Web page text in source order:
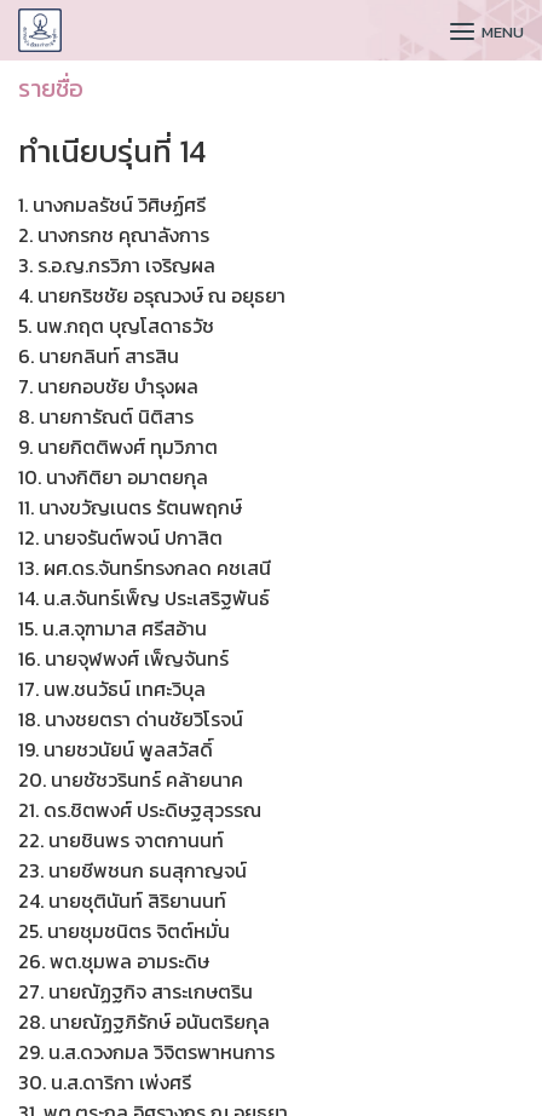
CUDAA MENU
รายชื่อ
ทำเนียบรุ่นที่ 14
1. นางกมลรัชน์ วิศิษฏ์ศรี
2. นางกรกช คุณาลังการ
3. ร.อ.ญ.กรวิภา เจริญผล
4. นายกริชชัย อรุณวงษ์ ณ อยุธยา
5. นพ.กฤต บุญโสดาธวัช
6. นายกลินท์ สารสิน
7. นายกอบชัย บำรุงผล
8. นายการัณต์ นิติสาร
9. นายกิตติพงศ์ ทุมวิภาต
10. นางกิติยา อมาตยกุล
11. นางขวัญเนตร รัตนพฤกษ์
12. นายจรันต์พจน์ ปกาสิต
13. ผศ.ดร.จันทร์ทรงกลด คชเสนี
14. น.ส.จันทร์เพ็ญ ประเสริฐพันธ์
15. น.ส.จุฑามาส ศรีสอ้าน
16. นายจุฬพงศ์ เพ็ญจันทร์
17. นพ.ชนวัธน์ เทศะวิบุล
18. นางชยตรา ด่านชัยวิโรจน์
19. นายชวนัยน์ พูลสวัสดิ์
20. นายชัชวรินทร์ คล้ายนาค
21. ดร.ชิตพงศ์ ประดิษฐสุวรรณ
22. นายชินพร จาตกานนท์
23. นายชีพชนก ธนสุกาญจน์
24. นายชุตินันท์ สิริยานนท์
25. นายชุมชนิตร จิตต์หมั่น
26. พต.ชุมพล อามระดิษ
27. นายณัฏฐกิจ สาระเกษตริน
28. นายณัฏฐภิรักษ์ อนันตริยกุล
29. น.ส.ดวงกมล วิจิตรพาหนการ
30. น.ส.ดาริกา เพ่งศรี